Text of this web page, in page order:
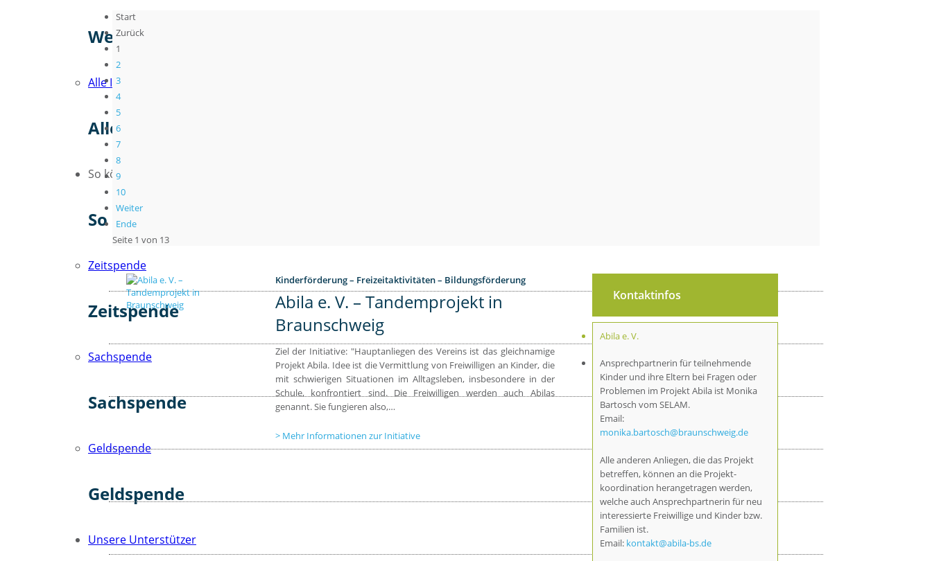
Weitere Initiativen
Alle Initiativen von A - Z
Alle Initiativen von A - Z
So können Sie helfen
So können Sie helfen
Zeitspende
Zeitspende
Sachspende
Sachspende
Geldspende
Geldspende
Unsere Unterstützer
Start
Zurück
1
2
3
4
5
6
7
8
9
10
Weiter
Ende
Seite 1 von 13
Kinderförderung – Freizeitaktivitäten – Bildungsförderung
Abila e. V. – Tandemprojekt in
Braunschweig
Ziel der Initiative: "Hauptanliegen des Vereins ist das gleichnamige
Projekt Abila. Idee ist die Vermittlung von Freiwilligen an Kinder, die
mit schwierigen Situationen im Alltagsleben, insbesondere in der
Schule, konfrontiert sind. Die Freiwilligen werden auch Abilas
genannt. Sie fungieren also,…
Mehr Informationen zur Initiative
Kontaktinfos
Abila e. V.
Ansprechpartnerin für teilnehmende
Kinder und ihre Eltern bei Fragen oder
Problemen im Projekt Abila ist Monika
Bartosch vom SELAM.
Email:
monika.bartosch@braunschweig.de
Alle anderen Anliegen, die das Projekt
betreffen, können an die Projekt-
koordination herangetragen werden,
welche auch Ansprechpartnerin für neu
interessierte Freiwillige und Kinder bzw.
Familien ist.
Email: kontakt@abila-bs.de